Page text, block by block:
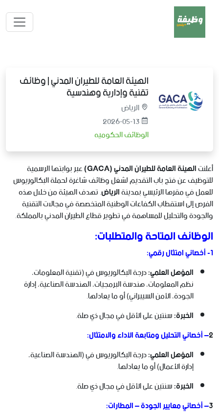
الهيئة العامة للطيران المدني | وظائف
تقنية وإدارية وهندسية
الرياض
2026-05-13
الوظائف الحكوميه
أعلنتالهيئة العامة للطيران المدني (GACA) عبر بوابتها الرسمية
للتوظيف عن فتح باب التقديم لشغل وظائف شاغرة لحملة البكالوريوس
للعمل في مقرها الرئيسي بمدينةالرياض. تهدف الهيئة من خلال هذه
الفرص إلى استقطاب الكفاءات الوطنية المتخصصة في مجالات التقنية
والجودة والتحليل للمساهمة في تطوير قطاع الطيران المدني بالمملكة.
الوظائف المتاحة والمتطلبات:
1- أخصائي امتثال رقمي:
المؤهل العلمي:درجة البكالوريوس في (تقنية المعلومات،
نظم المعلومات، هندسة البرمجيات، الهندسة الصناعية، إدارة
الجودة، الأمن السيبراني) أو ما يعادلها.
الخبرة:سنتين على الأقل في مجال ذي صلة.
2– أخصائي التحليل ومتابعة الأداء والامتثال:
المؤهل العلمي:درجة البكالوريوس في (الهندسة الصناعية،
إدارة الأعمال) أو ما يعادلها.
الخبرة:سنتين على الأقل في مجال ذي صلة.
3– أخصائي معايير الجودة – المطارات: